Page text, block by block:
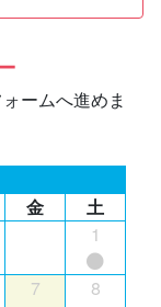
ームへ進めま
金
土
1
7 8